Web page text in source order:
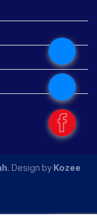
. Design by Kozee
.